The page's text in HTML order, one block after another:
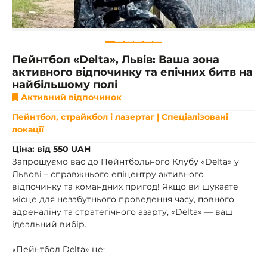
Пейнтбол «Delta», Львів: Ваша зона
активного відпочинку та епічних битв на
найбільшому полі
Активний відпочинок
Пейнтбол, страйкбол і лазертаг | Спеціалізовані
локації
Ціна: від 550 UAH
Запрошуємо вас до Пейнтбольного Клубу «Delta» у
Львові – справжнього епіцентру активного
відпочинку та командних пригод! Якщо ви шукаєте
місце для незабутнього проведення часу, повного
адреналіну та стратегічного азарту, «Delta» — ваш
ідеальний вибір.
«Пейнтбол Delta» це: